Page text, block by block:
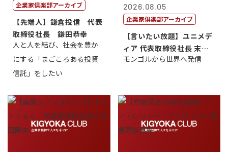
企業家倶楽部アーカイブ
【先端人】鎌倉投信 代表
取締役社長 鎌田恭幸
人と人を結び、社会を豊か
にする「まごころある投資
信託」をしたい
2026.08.05
企業家倶楽部アーカイブ
【言いたい放題】ユニメデ
ィア 代表取締役社長 末田
真
モンゴルから世界へ発信